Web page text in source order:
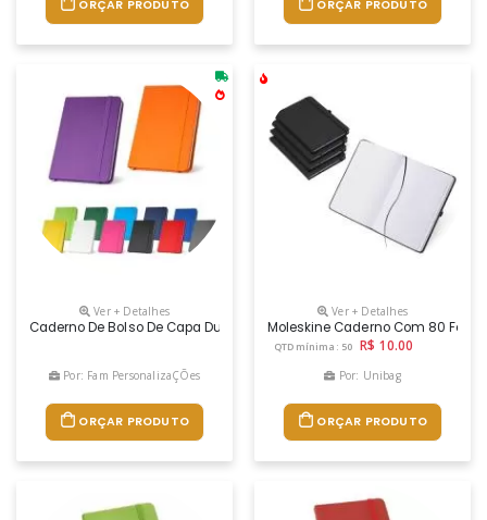
ORÇAR PRODUTO ORÇAR PRODUTO
Ver + Detalhes
Caderno De Bolso De Capa Dura Em C. Sintético. Com 160 Páginas
Por: Fam PersonalizaÇÕes
ORÇAR PRODUTO
Ver + Detalhes
Moleskine Caderno Com 80
QTD mínima: 50 R$ 10.00
Por: Unibag
ORÇAR PRODUTO